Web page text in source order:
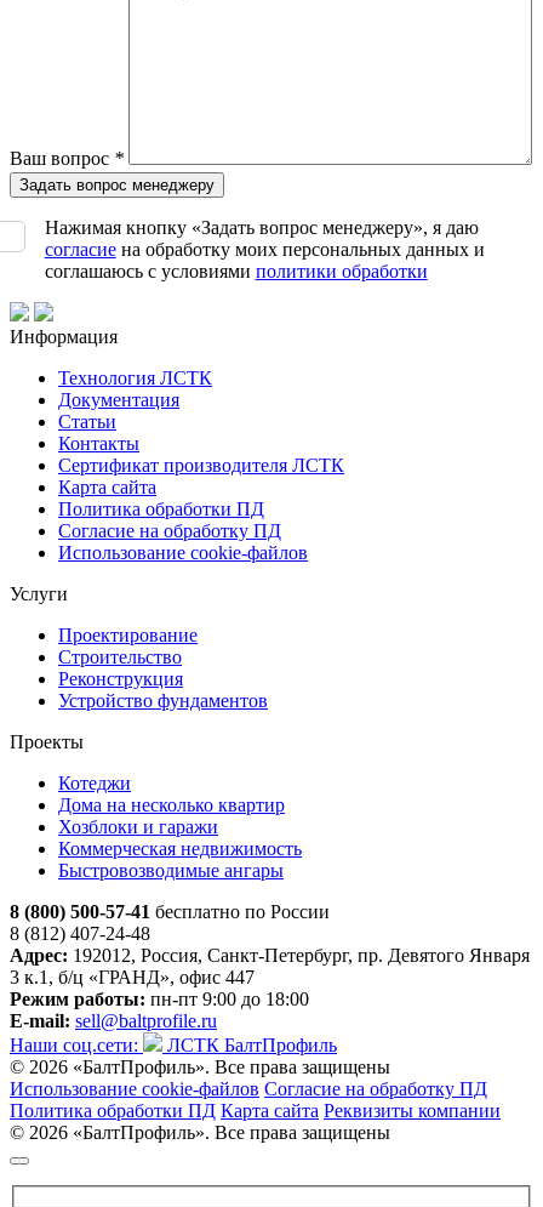
Ваш вопрос *
Нажимая кнопку «Задать вопрос менеджеру», я даю
согласиена обработку моих персональных данных и
соглашаюсь с условиями политики обработки
Информация
Технология ЛСТК
Документация
Статьи
Контакты
Сертификат производителя ЛСТК
Карта сайта
Политика обработки ПД
Согласие на обработку ПД
Использование cookie-файлов
Услуги
Проектирование
Строительство
Реконструкция
Устройство фундаментов
Проекты
Котеджи
Дома на несколько квартир
Хозблоки и гаражи
Коммерческая недвижимость
Быстровозводимые ангары
8 (800) 500-57-41 бесплатно по России
8 (812) 407-24-48
Адрес: 192012, Россия, Санкт-Петербург, пр. Девятого Января
3 к.1, б/ц «ГРАНД», офис 447
Режим работы: пн-пт 9:00 до 18:00
E-mail: sell@baltprofile.ru
Наши соц.сети:
ЛСТК БалтПрофиль
© 2026 «БалтПрофиль». Все права защищены
Использование cookie-файлов Согласие на обработку ПД
Политика обработки ПД Карта сайта Реквизиты компании
© 2026 «БалтПрофиль». Все права защищены